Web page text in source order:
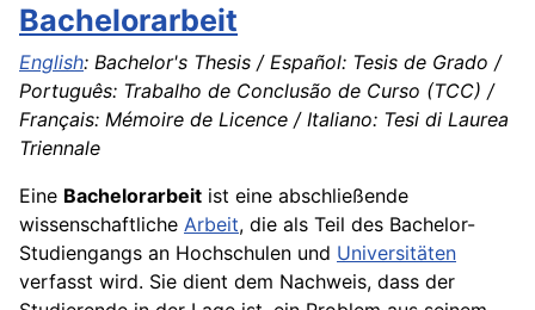
Bachelorarbeit
English: Bachelor's Thesis / Español: Tesis de Grado /
Português: Trabalho de Conclusão de Curso (TCC) /
Français: Mémoire de Licence / Italiano: Tesi di Laurea
Triennale
Eine Bachelorarbeit ist eine abschließende
wissenschaftliche Arbeit, die als Teil des Bachelor-
Studiengangs an Hochschulen und Universitäten
verfasst wird. Sie dient dem Nachweis, dass der